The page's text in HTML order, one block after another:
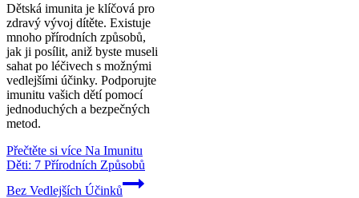
Dětská imunita je klíčová pro
zdravý vývoj dítěte. Existuje
mnoho přírodních způsobů,
jak ji posílit, aniž byste museli
sahat po léčivech s možnými
vedlejšími účinky. Podporujte
imunitu vašich dětí pomocí
jednoduchých a bezpečných
metod.
Přečtěte si více Na Imunitu
Děti: 7 Přírodních Způsobů
Bez Vedlejších Účinků